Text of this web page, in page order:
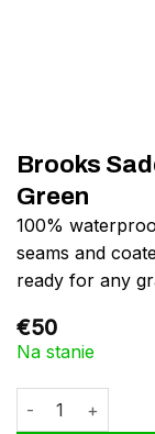
Brooks
Green
100%
seams and
ready for any
€50
Na stanie
ilość Brooks